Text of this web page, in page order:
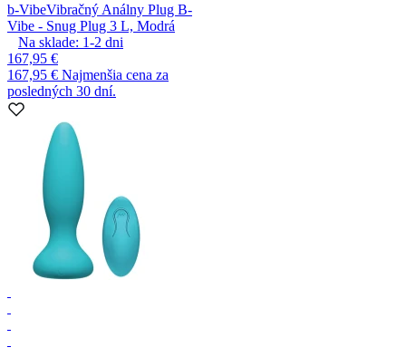
b-VibeVibračný Análny Plug B-
Vibe - Snug Plug 3 L, Modrá
Na sklade: 1-2 dni
167,95 €
167,95 € Najmenšia cena za
posledných 30 dní.